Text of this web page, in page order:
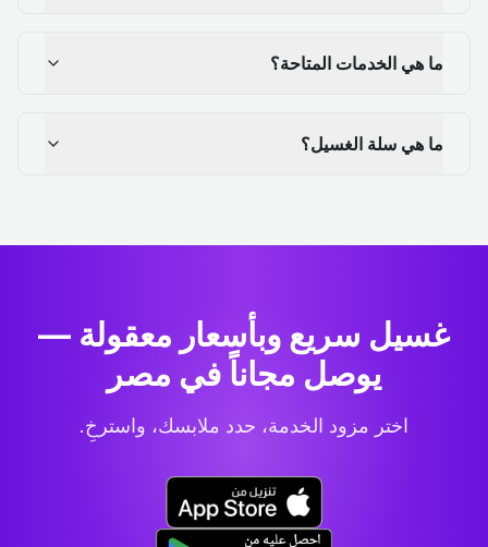
ما هي الخدمات المتاحة؟
ما هي سلة الغسيل؟
غسيل سريع وبأسعار معقولة —
يوصل مجاناً في مصر
اختر مزود الخدمة، حدد ملابسك، واسترخِ.